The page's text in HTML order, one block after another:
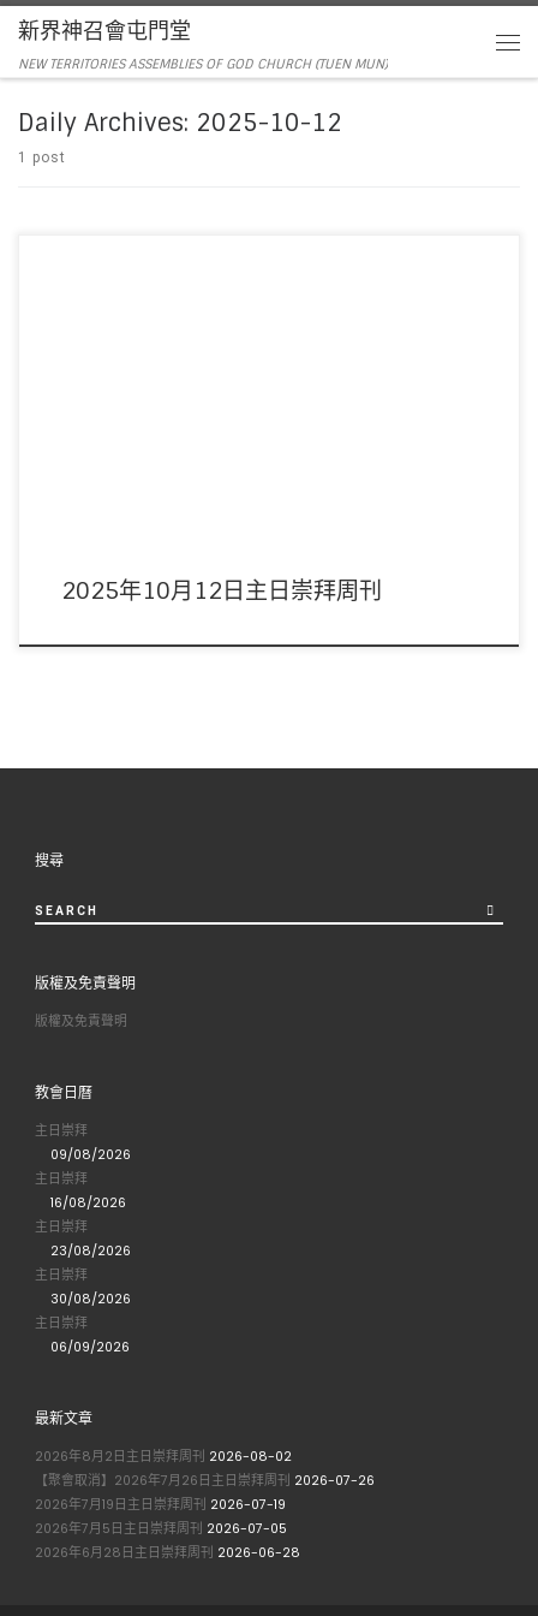
新界神召會屯門堂
NEW TERRITORIES ASSEMBLIES OF GOD CHURCH (TUEN MUN)
Daily Archives: 2025-10-12
1 post
2025年10月12日主日崇拜周刊
搜尋
SEARCH
版權及免責聲明
版權及免責聲明
教會日曆
主日崇拜
09/08/2026
主日崇拜
16/08/2026
主日崇拜
23/08/2026
主日崇拜
30/08/2026
主日崇拜
06/09/2026
最新文章
2026年8月2日主日崇拜周刊 2026-08-02
【聚會取消】2026年7月26日主日崇拜周刊 2026-07-26
2026年7月19日主日崇拜周刊 2026-07-19
2026年7月5日主日崇拜周刊 2026-07-05
2026年6月28日主日崇拜周刊 2026-06-28